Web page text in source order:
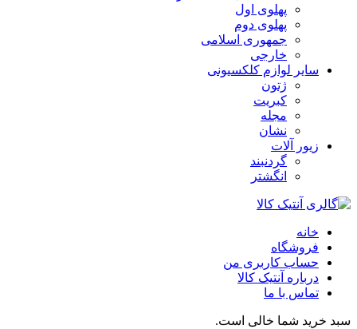
پهلوی اول
پهلوی دوم
جمهوری اسلامی
خارجی
سایر لوازم کلکسیونی
ژتون
کبریت
مجله
نشان
زیور آلات
گردنبند
انگشتر
خانه
فروشگاه
حساب کاربری من
درباره آنتیک کالا
تماس با ما
سبد خرید شما خالی است.